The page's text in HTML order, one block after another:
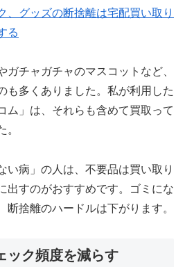
、グッズの断捨離は宅配買い取り
る
ガチャガチャのマスコットなど、
も多くありました。私が利用した
ム」は、それらも含めて買取って
。
い病」の人は、不要品は買い取り
出すのがおすすめです。ゴミにな
断捨離のハードルは下がります。
ック頻度を減らす